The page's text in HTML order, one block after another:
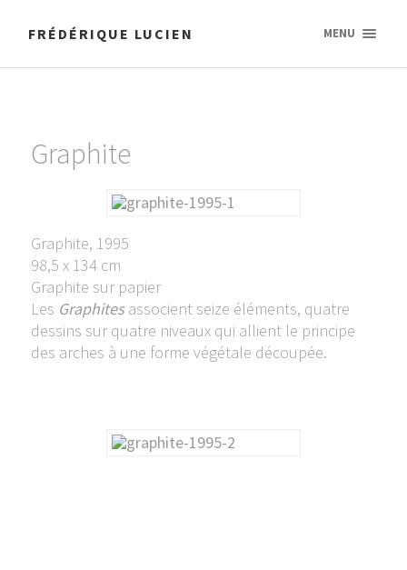
FRÉDÉRIQUE LUCIEN MENU
Graphite
Graphite, 1995
98,5 x 134 cm
Graphite sur papier
Les Graphitesassocient seize éléments, quatre
dessins sur quatre niveaux qui allient le principe
des arches à une forme végétale découpée.